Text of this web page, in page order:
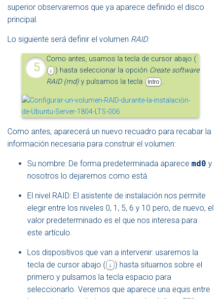
superior observaremos que ya aparece definido el disco
principal.
Lo siguiente será definir el volumen RAID.
Como antes, usamos la tecla de cursor abajo (
↓ ) hasta seleccionar la opción Create software
RAID (md) y pulsamos la tecla Intro .
Como antes, aparecerá un nuevo recuadro para recabar la
información necesaria para construir el volumen:
Su nombre: De forma predeterminada aparece md0 y
nosotros lo dejaremos como está.
El nivel RAID: El asistente de instalación nos permite
elegir entre los niveles 0, 1, 5, 6 y 10 pero, de nuevo, el
valor predeterminado es el que nos interesa para
este artículo.
Los dispositivos que van a intervenir: usaremos la
tecla de cursor abajo ( ↓ ) hasta situarnos sobre el
primero y pulsamos la tecla espacio para
seleccionarlo. Veremos que aparece una equis entre